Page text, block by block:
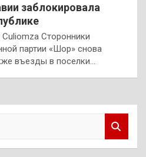
заблокировала
Culiomza Сторонники
партии «Шор» снова
въезды в поселки…